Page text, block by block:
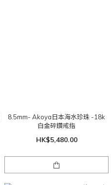
8.5mm- Akoya日本海水珍珠 -18k
白金碎鑽戒指
HK$5,480.00